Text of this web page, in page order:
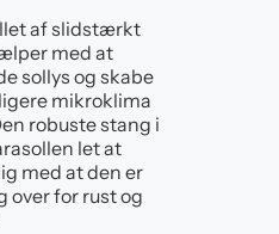
af slidstærkt
med at
sollys og skabe
mikroklima
robuste stang i
let at
med at den er
over for rust og